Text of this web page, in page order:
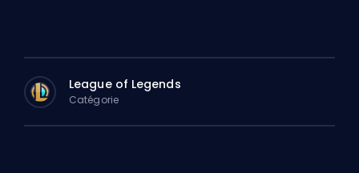
League of Legends
Catégorie